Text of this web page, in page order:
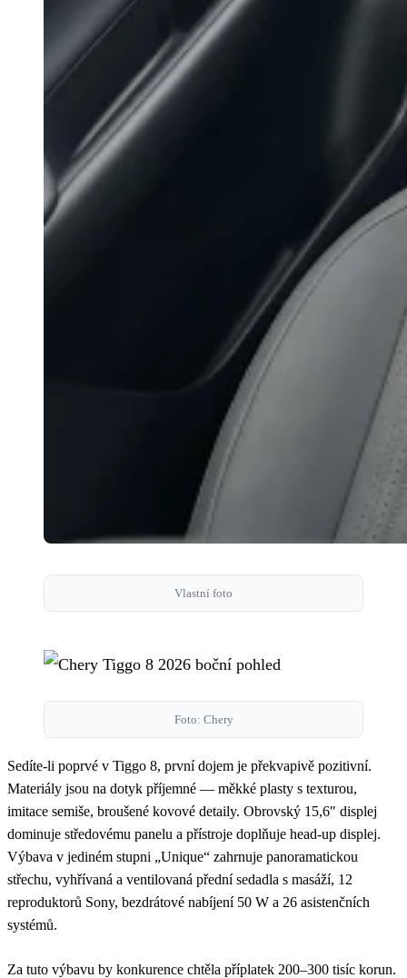
Vlastní foto
Foto: Chery
Sedíte-li poprvé v Tiggo 8, první dojem je překvapivě pozitivní.
Materiály jsou na dotyk příjemné — měkké plasty s texturou,
imitace semiše, broušené kovové detaily. Obrovský 15,6″ displej
dominuje středovému panelu a přístroje doplňuje head-up displej.
Výbava v jediném stupni „Unique“ zahrnuje panoramatickou
střechu, vyhřívaná a ventilovaná přední sedadla s masáží, 12
reproduktorů Sony, bezdrátové nabíjení 50 W a 26 asistenčních
systémů.
Za tuto výbavu by konkurence chtěla příplatek 200–300 tisíc korun.